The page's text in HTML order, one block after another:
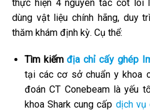
thực hiện 4 nguyên tắc cốt lõi
dùng vật liệu chính hãng, duy
thăm khám định kỳ. Cụ thể:
Tìm kiếmđịa chỉ cấy ghép
tại các cơ sở chuẩn y khoa
đoán CT Conebeam là yếu
khoa Shark cung cấp dịch vụ